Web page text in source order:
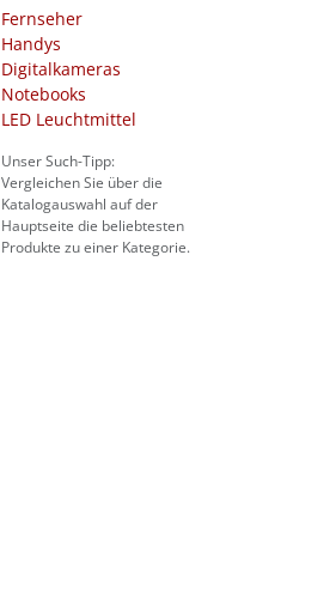
Fernseher
Handys
Digitalkameras
Notebooks
LED Leuchtmittel
Unser Such-Tipp:
Vergleichen Sie über die
Katalogauswahl auf der
Hauptseite die beliebtesten
Produkte zu einer Kategorie.